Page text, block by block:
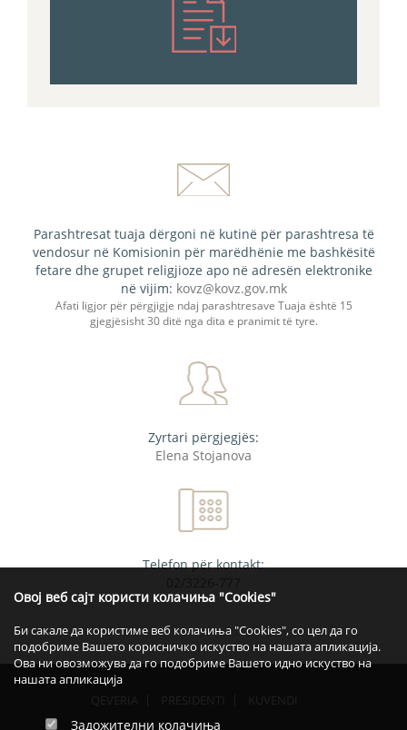
Овој веб сајт користи колачиња "Cookies"
Би сакале да користиме веб колачиња "Cookies", со цел да го
подобриме Вашето корисничко искуство на нашата апликација.
Ова ни овозможува да го подобриме Вашето идно искуство на
нашата апликација
Задожителни колачиња
Parashtresat tuaja dërgoni në kutinë për parashtresa të
vendosur në Komisionin për marëdhënie me bashkësitë
fetare dhe grupet religjioze apo në adresën elektronike
në vijim: kovz@kovz.gov.mk
Afati ligjor për përgjigje ndaj parashtresave Tuaja është 15
gjegjësisht 30 ditë nga dita e pranimit të tyre.
Zyrtari përgjegjës:
Elena Stojanova
Telefon për kontakt: